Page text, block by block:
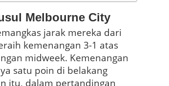
Melbourne City
jarak mereka dari
kemenangan 3-1 atas
midweek. Kemenangan
satu poin di belakang
itu, dalam pertandingan